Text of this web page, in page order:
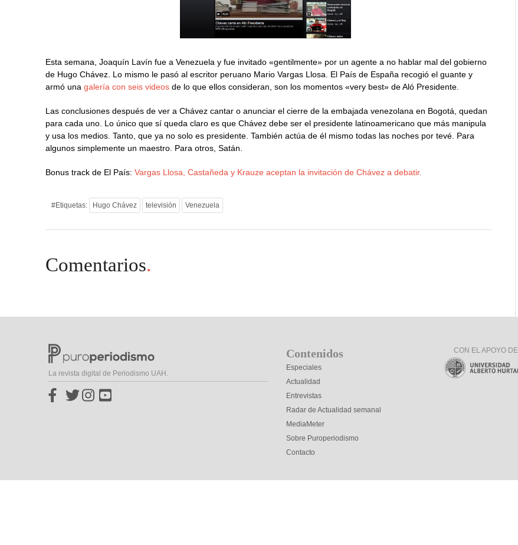
Esta semana, Joaquín Lavín fue a Venezuela y fue invitado «gentilmente» por un agente a no hablar mal del gobierno
de Hugo Chávez. Lo mismo le pasó al escritor peruano Mario Vargas Llosa. El País de España recogió el guante y
armó unagalería con seis videos de lo que ellos consideran, son los momentos «very best» de Aló Presidente.
Las conclusiones después de ver a Chávez cantar o anunciar el cierre de la embajada venezolana en Bogotá, quedan
para cada uno. Lo único que sí queda claro es que Chávez debe ser el presidente latinoamericano que más manipula
y usa los medios. Tanto, que ya no solo es presidente. También actúa de él mismo todas las noches por tevé. Para
algunos simplemente un maestro. Para otros, Satán.
Bonus track de El País:Vargas Llosa, Castañeda y Krauze aceptan la invitación de Chávez a debatir.
#Etiquetas: Hugo Chávez televisión Venezuela
Comentarios.
La revista digital de Periodismo UAH.
Contenidos
Especiales
Actualidad
Entrevistas
Radar de Actualidad semanal
MediaMeter
Sobre Puroperiodismo
Contacto
CON EL APOYO DE